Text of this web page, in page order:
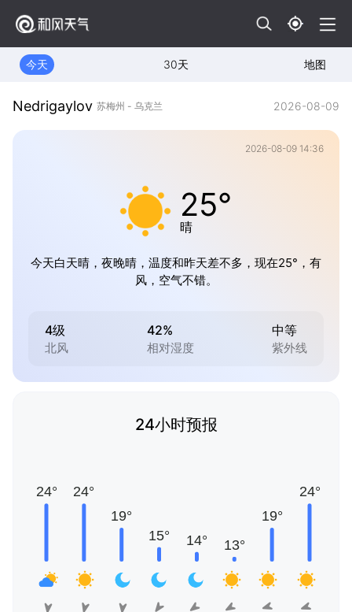
今天 30天 地图
Nedrigaylov 苏梅州 - 乌克兰 2026-08-09
2026-08-09 14:36
25°
晴
今天白天晴，夜晚晴，温度和昨天差不多，现在25°，有
风，空气不错。
4级
北风
42%
相对湿度
中等
紫外线
24小时预报